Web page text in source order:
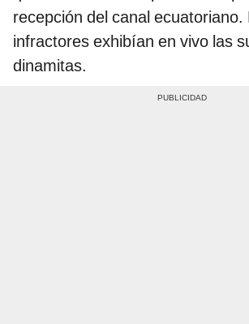
recepción del canal ecuatoriano.
infractores exhibían en vivo las
dinamitas.